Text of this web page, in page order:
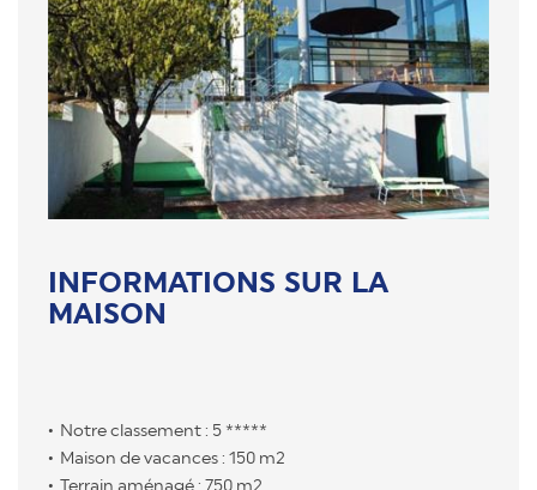
INFORMATIONS SUR LA
MAISON
Notre classement : 5 *****
Maison de vacances : 150 m2
Terrain aménagé : 750 m2